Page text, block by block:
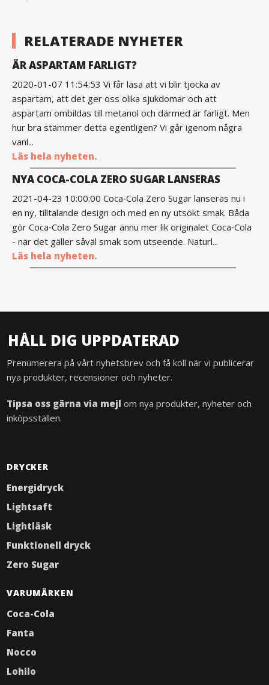
RELATERADE NYHETER
ÄR ASPARTAM FARLIGT?
2020-01-07 11:54:53 Vi får läsa att vi blir tjocka av
aspartam, att det ger oss olika sjukdomar och att
aspartam ombildas till metanol och därmed är farligt. Men
hur bra stämmer detta egentligen? Vi går igenom några
vanl...
Läs hela nyheten.
NYA COCA-COLA ZERO SUGAR LANSERAS
2021-04-23 10:00:00 Coca‑Cola Zero Sugar lanseras nu i
en ny, tilltalande design och med en ny utsökt smak. Båda
gör Coca‑Cola Zero Sugar ännu mer lik originalet Coca‑Cola
- när det gäller såväl smak som utseende. Naturl...
Läs hela nyheten.
HÅLL DIG UPPDATERAD
Prenumerera på vårt nyhetsbrev och få koll när vi publicerar
nya produkter, recensioner och nyheter.
Tipsa oss gärna via mejl om nya produkter, nyheter och
inköpsställen.
DRYCKER
Energidryck
Lightsaft
Lightläsk
Funktionell dryck
Zero Sugar
VARUMÄRKEN
Coca-Cola
Fanta
Nocco
Lohilo